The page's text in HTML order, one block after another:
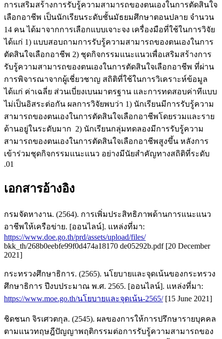
การเสริมสร้างการรับรู้ความสามารถของตนเองในการตัดสินใจ
เลือกอาชีพ เป็นนักเรียนระดับชั้นมัธยมศึกษาตอนปลาย จำนวน
14 คน ได้มาจากการเลือกแบบเจาะจง เครื่องมือที่ใช้ในการวิจัย
ได้แก่ 1) แบบสอบถามการรับรู้ความสามารถของตนเองในการ
ตัดสินใจเลือกอาชีพ 2) ชุดกิจกรรมแนะแนวเพื่อเสริมสร้างการ
รับรู้ความสามารถของตนเองในการตัดสินใจเลือกอาชีพ ที่ผ่าน
การพิจารณาจากผู้เชี่ยวชาญ สถิติที่ใช้ในการวิเคราะห์ข้อมูล
ได้แก่ ค่าเฉลี่ย ส่วนเบี่ยงเบนมาตรฐาน และการทดสอบค่าทีแบบ
ไม่เป็นอิสระต่อกัน ผลการวิจัยพบว่า 1) นักเรียนมีการรับรู้ความ
สามารถของตนเองในการตัดสินใจเลือกอาชีพโดยรวมและราย
ด้านอยู่ในระดับมาก 2) นักเรียนกลุ่มทดลองมีการรับรู้ความ
สามารถของตนเองในการตัดสินใจเลือกอาชีพสูงขึ้น หลังการ
เข้าร่วมชุดกิจกรรมแนะแนว อย่างมีนัยสำคัญทางสถิติที่ระดับ
.01
เอกสารอ้างอิง
กรมจัดหางาน. (2564). การเพิ่มประสิทธิภาพด้านการแนะแนว
อาชีพให้เครือข่าย. [ออนไลน์]. แหล่งที่มา:
https://www.doe.go.th/prd/assets/upload/files/
bkk_th/268b0eebfe99f0d474a18170 de05292b.pdf [20 December
2021]
กระทรวงศึกษาธิการ. (2565). นโยบายและจุดเน้นของกระทรวง
ศึกษาธิการ ปีงบประมาณ พ.ศ. 2565. [ออนไลน์]. แหล่งที่มา:
https://www.moe.go.th/นโยบายและจุดเน้น-2565/[15 June 2021]
ชิดชนก จิรเศวตกุล. (2545). ผลของการให้การปรึกษารายบุคคล
ตามแนวทฤษฎีปัญญาพฤติกรรมต่อการรับรู้ความสามารถของ